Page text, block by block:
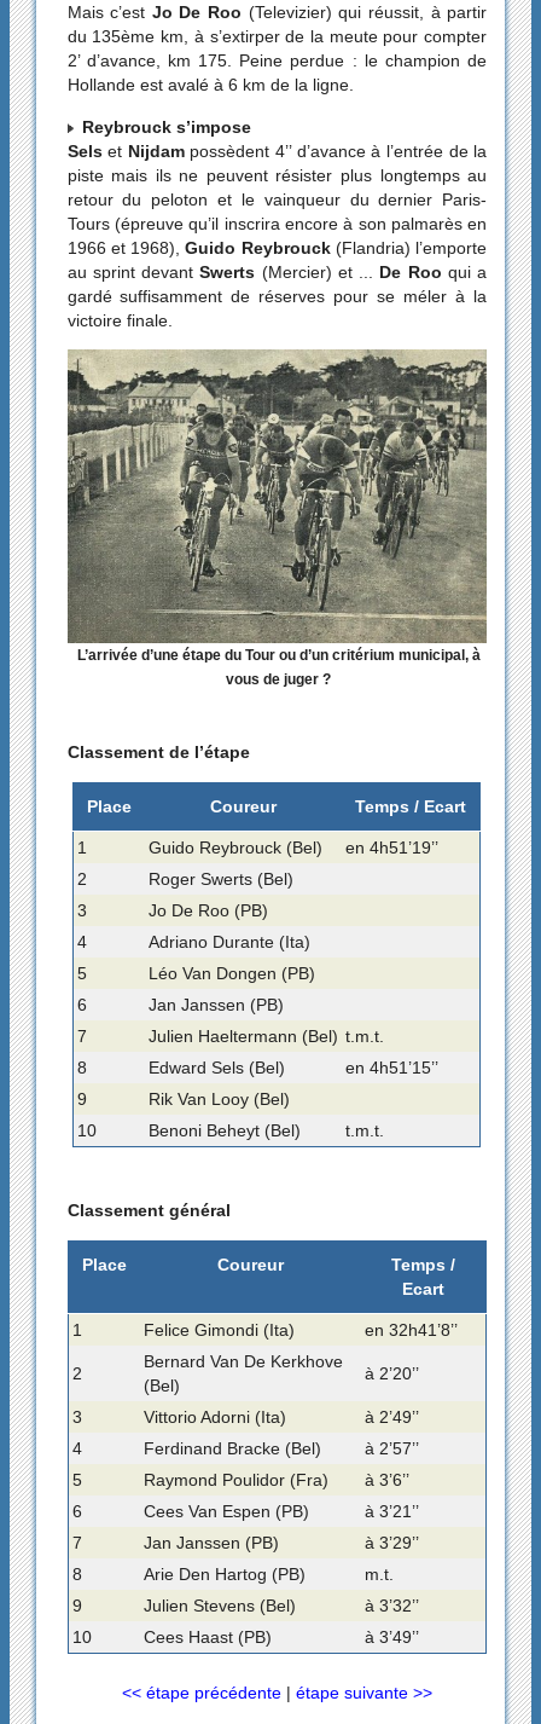
Mais c’est Jo De Roo (Televizier) qui réussit, à partir
du 135ème km, à s’extirper de la meute pour compter
2’ d’avance, km 175. Peine perdue : le champion de
Hollande est avalé à 6 km de la ligne.
Reybrouck s’impose
Selset Nijdampossèdent 4’’ d’avance à l’entrée de la
piste mais ils ne peuvent résister plus longtemps au
retour du peloton et le vainqueur du dernier Paris-
Tours (épreuve qu’il inscrira encore à son palmarès en
1966 et 1968), Guido Reybrouck(Flandria) l’emporte
au sprint devantSwerts (Mercier) et ... De Roo qui a
gardé suffisamment de réserves pour se méler à la
victoire finale.
L’arrivée d’une étape du Tour ou d’un critérium municipal, à
vous de juger ?
Classement de l’étape
Place Coureur Temps / Ecart
1 Guido Reybrouck (Bel)
en 4h51’19’’
2
Roger Swerts (Bel)
3
Jo De Roo (PB)
4
Adriano Durante (Ita)
5
Léo Van Dongen (PB)
6
Jan Janssen (PB)
7
Julien Haeltermann (Bel) t.m.t.
8
Edward Sels (Bel)
en 4h51’15’’
9
Rik Van Looy (Bel)
10
Benoni Beheyt (Bel) t.m.t.
Classement général
Place Coureur
Temps /
Ecart
1 Felice Gimondi (Ita) en 32h41’8’’
2
Bernard Van De Kerkhove
(Bel)
à 2’20’’
3 Vittorio Adorni (Ita)
à 2’49’’
4
Ferdinand Bracke (Bel)
à 2’57’’
5
Raymond Poulidor (Fra)
à 3’6’’
6
Cees Van Espen (PB)
à 3’21’’
7
Jan Janssen (PB)
à 3’29’’
8
Arie Den Hartog (PB)
m.t.
9
Julien Stevens (Bel)
à 3’32’’
10
Cees Haast (PB) à 3’49’’
<< étape précédente| étape suivante >>